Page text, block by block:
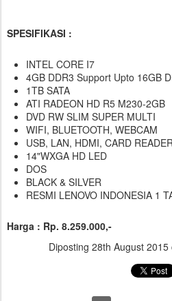
SPESIFIKASI :
INTEL CORE I7
4GB DDR3 Support Upto 16GB
1TB SATA
ATI RADEON HD R5 M230-2GB
DVD RW SLIM SUPER MULTI
WIFI, BLUETOOTH, WEBCAM
USB, LAN, HDMI, CARD
14"WXGA HD LED
DOS
BLACK & SILVER
RESMI LENOVO INDONESIA 1
Harga : Rp. 8.259.000,-
Diposting 28th August 2015